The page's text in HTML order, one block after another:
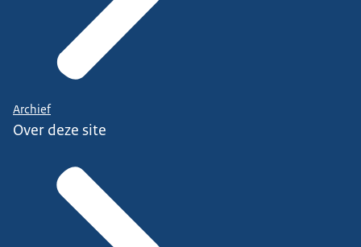
Archief
Over deze site